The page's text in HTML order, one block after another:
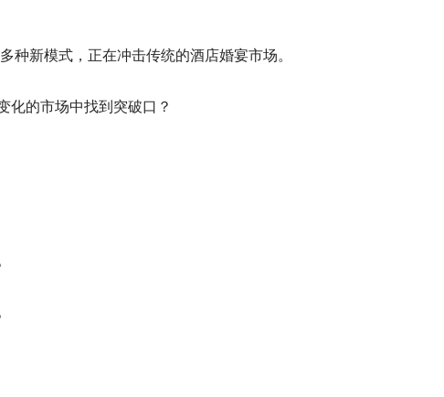
新模式，正在冲击传统的酒店婚宴市场。
化的市场中找到突破口？